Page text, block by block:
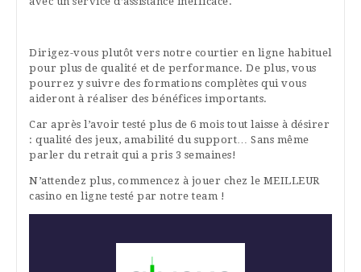
Dirigez-vous plutôt vers notre courtier en ligne habituel
pour plus de qualité et de performance. De plus, vous
pourrez y suivre des formations complètes qui vous
aideront à réaliser des bénéfices importants.
Car après l’avoir testé plus de 6 mois tout laisse à désirer
: qualité des jeux, amabilité du support… Sans même
parler du retrait qui a pris 3 semaines!
N’attendez plus, commencez à jouer chez le MEILLEUR
casino en ligne testé par notre team !